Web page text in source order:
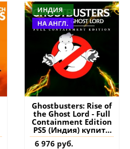
ИНДИЯ
НА АНГЛ.
Ghostbusters: Rise of
the Ghost Lord - Full
Containment Edition
PS5 (Индия) купить
игру на аккаунт
6 976 руб.